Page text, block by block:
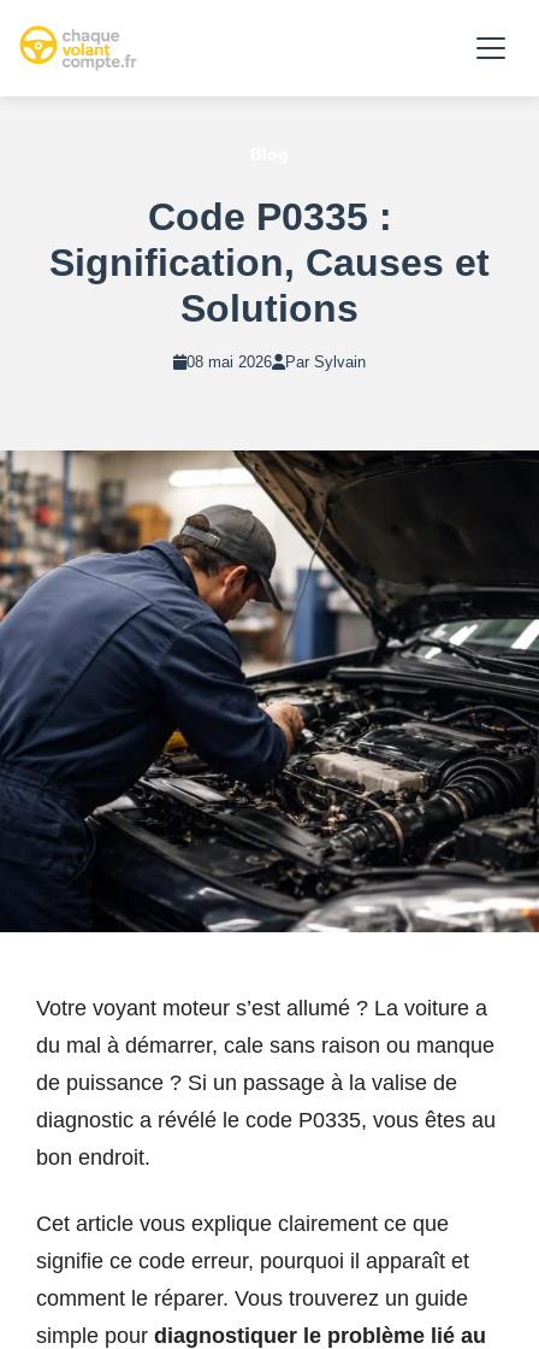
Code P0335 :
Signification, Causes et
Solutions
08 mai 2026 Par Sylvain
Votre voyant moteur s’est allumé ? La voiture a
du mal à démarrer, cale sans raison ou manque
de puissance ? Si un passage à la valise de
diagnostic a révélé le code P0335, vous êtes au
bon endroit.
Cet article vous explique clairement ce que
signifie ce code erreur, pourquoi il apparaît et
comment le réparer. Vous trouverez un guide
simple pour diagnostiquer le problème lié au